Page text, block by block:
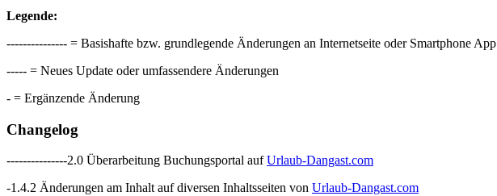
Legende:
--------------- = Basishafte bzw. grundlegende Änderungen an Internetseite oder Smartphone App
----- = Neues Update oder umfassendere Änderungen
- = Ergänzende Änderung
Changelog
---------------2.0 Überarbeitung Buchungsportal aufUrlaub-Dangast.com
-1.4.2 Änderungen am Inhalt auf diversen Inhaltsseiten von Urlaub-Dangast.com